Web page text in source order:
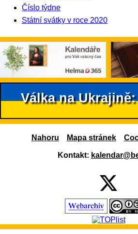
Číslo týdne
Státní svátky v roce 2020
Válka na
Nahoru Mapa stránek
Kontakt: